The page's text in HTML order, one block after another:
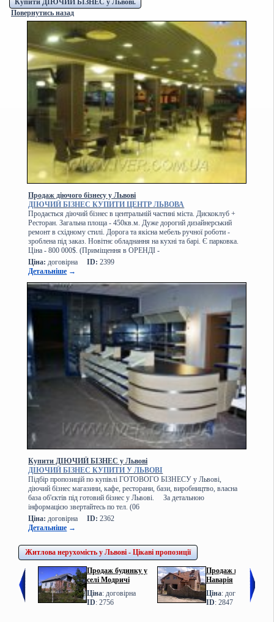
Купити ДІЮЧИЙ БІЗНЕС у Львові.
Повернутись назад
Продаж діючого бізнесу у Львові
ДІЮЧИЙ БІЗНЕС КУПИТИ ЦЕНТР ЛЬВОВА
Продається діючий бізнес в центральній частині міста. Дискоклуб +
Ресторан. Загальна площа - 450кв.м. Дуже дорогий дизайнерський
ремонт в східному стилі. Дорога та якісна мебель ручної роботи -
зроблена під заказ. Новітнє обладнання на кухні та барі. Є парковка.
Ціна - 800 000$. (Приміщення в ОРЕНДІ -
Ціна: договірна ID: 2399
Детальніше →
Купити ДІЮЧИЙ БІЗНЕС у Львові
ДІЮЧИЙ БІЗНЕС КУПИТИ У ЛЬВОВІ
Підбір пропозицій по купівлі ГОТОВОГО БІЗНЕСУ у Львові,
діючий бізнес магазини, кафе, ресторани, бази, виробництво, власна
база об'єктів під готовий бізнес у Львові. За детальною
інформацією звертайтесь по тел. (06
Ціна: договірна ID: 2362
Детальніше →
Житлова нерухомість у Львові - Цікаві пропозиції
Продаж будинку у
селі Модричі
Ціна: договірна
ID: 2756
Продаж котеджу у с.
Наварія
Ціна: договірна
ID: 2847